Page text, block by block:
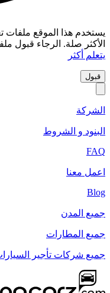
يستخدم هذا الموقع ملفات
الأكثر صلة. الرجاء قبول
يتعلم أكثر
قبول
الشركة
البنود و الشروط
FAQ
اعمل معنا
Blog
جميع المدن
جميع المطارات
جميع شركات تأجير